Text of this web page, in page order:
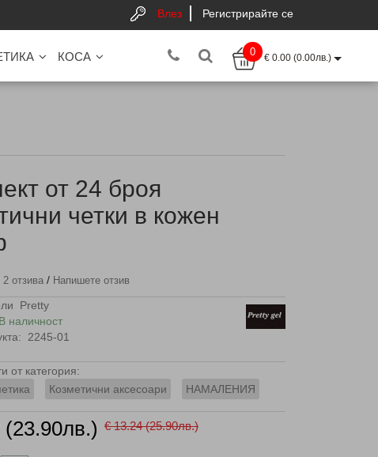
Влез Регистрирайте се
КОСА 0
€ 0.00 (0.00лв.)
от 24 броя
четки в кожен
2 отзива / Напишете отзив
Pretty
В наличност
2245-01
от категория:
Козметични аксесоари НАМАЛЕНИЯ
€ 13.24 (25.90лв.)